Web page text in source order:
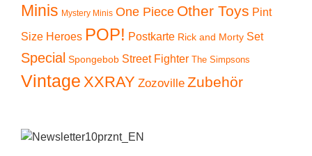
Minis Mystery Minis One Piece Other Toys Pint
Size Heroes POP! Postkarte Rick and Morty Set
Special Spongebob Street Fighter The Simpsons
Vintage XXRAY Zozoville Zubehör